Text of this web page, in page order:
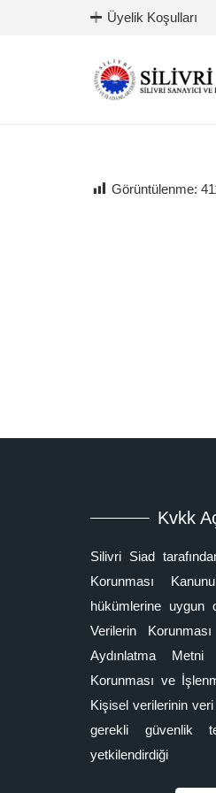
Üyelik Koşulları
Görüntülenme:
Kvkk
Silivri Siad
Korunması
hükümlerine uygun
Verilerin
Aydınlatma
Korunması ve
Kişisel verilerinin
gerekli güvenlik
yetkilendirdiği